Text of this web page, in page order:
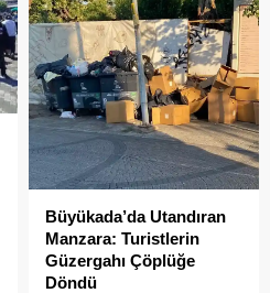
Büyükada’da Utandıran
Manzara: Turistlerin
Güzergahı Çöplüğe
Döndü